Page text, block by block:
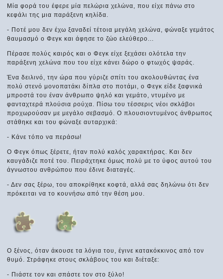
Μία φορά του έφερε μία πελώρια χελώνα, που είχε πάνω στο
κεφάλι της μια παράξενη κηλίδα.
- Ποτέ μου δεν έχω ξαναδεί τέτοια μεγάλη χελώνα, φώναξε γεμάτος
θαυμασμό ο Φεγκ και άφησε το ζώο ελεύθερο...
Πέρασε πολύς καιρός και ο Φεγκ είχε ξεχάσει ολότελα την
παράξενη χελώνα που του είχε κάνει δώρο ο φτωχός ψαράς.
Ένα δειλινό, την ώρα που γύριζε σπίτι του ακολουθώντας ένα
πολύ στενό μονοπατάκι δίπλα στο ποτάμι, ο Φεγκ είδε ξαφνικά
μπροστά του έναν άνθρωπο ψηλό και γεμάτο, ντυμένο με
φανταχτερά πλούσια ρούχα. Πίσω του τέσσερις νέοι σκλάβοι
προχωρούσαν με μεγάλο σεβασμό. Ο πλουσιοντυμένος άνθρωπος
στάθηκε και του φώναξε αυταρχικά:
- Κάνε τόπο να περάσω!
Ο Φεγκ όπως ξέρετε, ήταν πολύ καλός χαρακτήρας. Και δεν
καυγάδιζε ποτέ του. Πειράχτηκε όμως πολύ με το ύφος αυτού του
άγνωστου ανθρώπου που έδινε διαταγές.
- Δεν σας ξέρω, του αποκρίθηκε κοφτά, αλλά σας δηλώνω ότι δεν
πρόκειται να το κουνήσω από την θέση μου.
Ο ξένος, όταν άκουσε τα λόγια του, έγινε κατακόκκινος από τον
θυμό. Στράφηκε στους σκλάβους του και διέταξε:
- Πιάστε τον και σπάστε τον στο ξύλο!